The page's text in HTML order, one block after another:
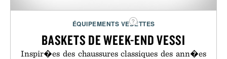
ÉQUIPEMENTS VEDETTES
BASKETS DE WEEK-END VESSI
Inspir�es des chaussures classiques des ann�es